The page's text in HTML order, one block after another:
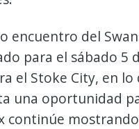
encuentro del
para el sábado 5
el Stoke City, en lo
una oportunidad
continúe